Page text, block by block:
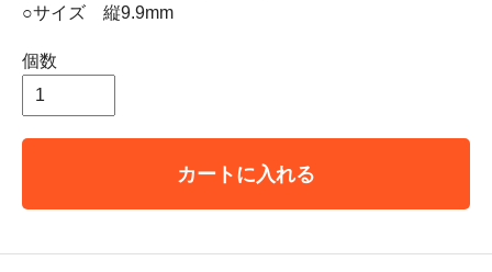
○サイズ 縦9.9mm
個数
カートに入れる